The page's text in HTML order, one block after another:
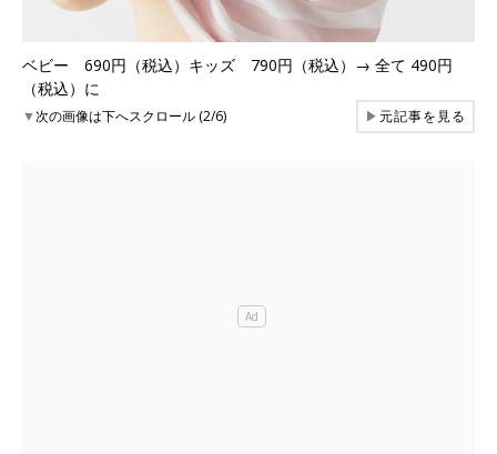
ベビー 690円（税込）キッズ 790円（税込）→ 全て 490円
（税込）に
▼次の画像は下へスクロール (2/6) ▶元記事を見る